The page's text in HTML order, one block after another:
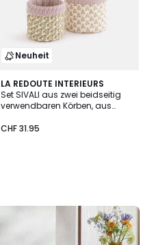
Neuheit
LA REDOUTE INTERIEURS
Set SIVALI aus zwei beidseitig
verwendbaren Körben, aus
CHF 31.95